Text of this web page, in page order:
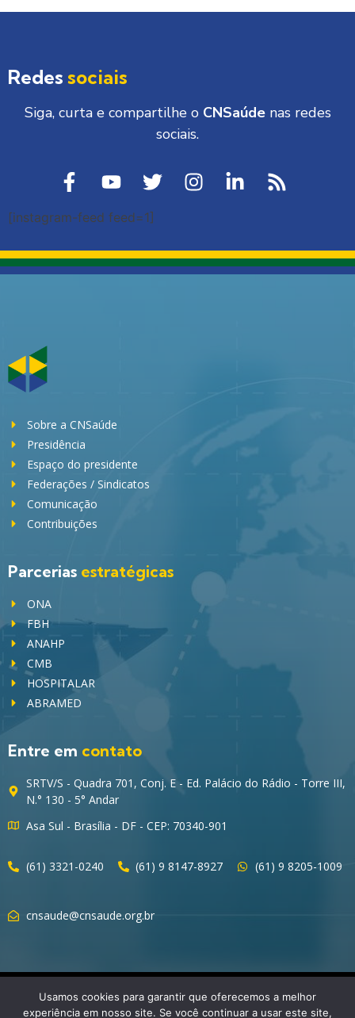
Redes sociais
Siga, curta e compartilhe o CNSaúdenas redes
sociais.
[instagram-feed feed=1]
Sobre a CNSaúde
Presidência
Espaço do presidente
Federações / Sindicatos
Comunicação
Contribuições
Parcerias estratégicas
ONA
FBH
ANAHP
CMB
HOSPITALAR
ABRAMED
Entre em contato
SRTV/S - Quadra 701, Conj. E - Ed. Palácio do Rádio - Torre III,
N.° 130 - 5° Andar
Asa Sul - Brasília - DF - CEP: 70340-901
(61) 3321-0240 (61) 9 8147-8927 (61) 9 8205-1009
cnsaude@cnsaude.org.br
Usamos cookies para garantir que oferecemos a melhor
experiência em nosso site. Se você continuar a usar este site,